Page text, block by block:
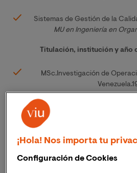
Sistemas de Gestión de la
MU en Ingeniería en
Titulación, institución y año
MSc.Investigación de
Experiencia
Investigador Avanzado en
¡Hola! Nos importa tu
Configuración de Cookies